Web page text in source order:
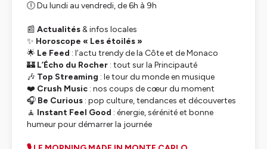
🕕 Du lundi au vendredi, de 6h à 9h
📰 Actualités& infos locales
✨ Horoscope « Les étoilés »
🌟 Le Feed : l’actu trendy de la Côte et de Monaco
🏰 L’Écho du Rocher : tout sur la Principauté
🎶 Top Streaming : le tour du monde en musique
❤️ Crush Music : nos coups de cœur du moment
🎧 Be Curious : pop culture, tendances et découvertes
🧘 Instant Feel Good : énergie, sérénité et bonne
humeur pour démarrer la journée